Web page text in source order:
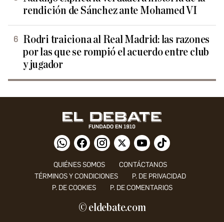
rendición de Sánchez ante Mohamed VI
Rodri traiciona al Real Madrid: las razones
por las que se rompió el acuerdo entre club
y jugador
QUIÉNES SOMOS
CONTÁCTANOS
TÉRMINOS Y CONDICIONES
P. DE PRIVACIDAD
P. DE COOKIES
P. DE COMENTARIOS
© eldebate.com